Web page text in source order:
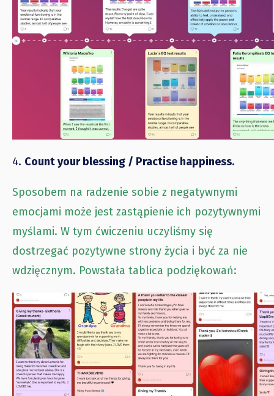
4. Count your blessing / Practise happiness.
Sposobem na radzenie sobie z negatywnymi
emocjami może jest zastąpienie ich pozytywnymi
myślami. W tym ćwiczeniu uczyliśmy się
dostrzegać pozytywne strony życia i być za nie
wdzięcznym. Powstała tablica podziękowań: